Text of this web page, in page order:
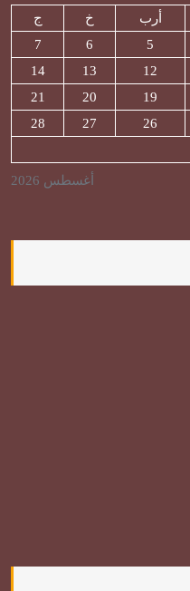
أغسطس 2026
أرب خ
ج
5
6
7
12
13
14
19
20
21
26
27
28